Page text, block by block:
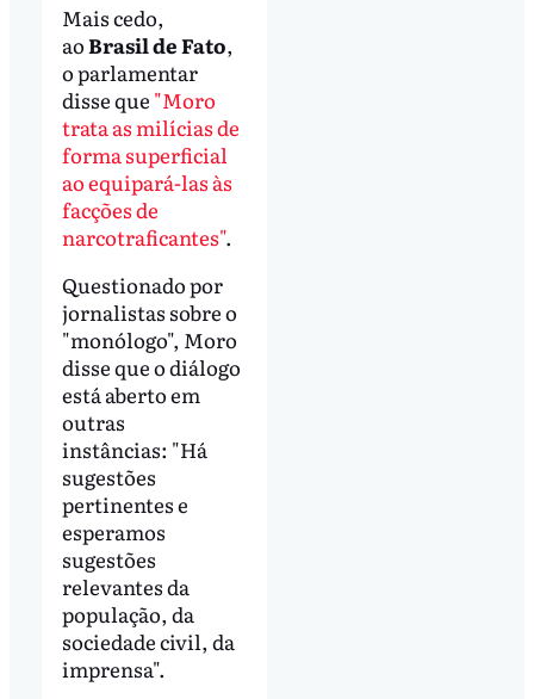
Mais cedo,
aoBrasil de Fato,
o parlamentar
disse que "Moro
trata as milícias de
forma superficial
ao equipará-las às
facções de
narcotraficantes".
Questionado por
jornalistas sobre o
"monólogo", Moro
disse que o diálogo
está aberto em
outras
instâncias: "Há
sugestões
pertinentes e
esperamos
sugestões
relevantes da
população, da
sociedade civil, da
imprensa".